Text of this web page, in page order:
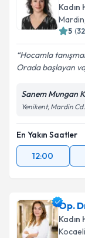
Kadın
Mardin,
5 (32
Hocamla
Orada başlayan
Sanem Mungan
Yenikent, Mardin
En Yakın Saatler
12:00
Op.
Kadın
Kocaeli